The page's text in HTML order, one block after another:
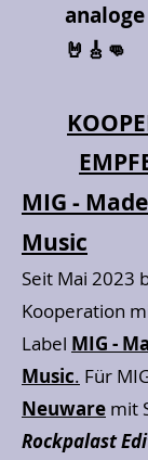
🤘🎸👊
MIG -
Music
Seit Mai 2023
Kooperation
Label MIG -
Music. Für
Neuware mit
Rockpalast